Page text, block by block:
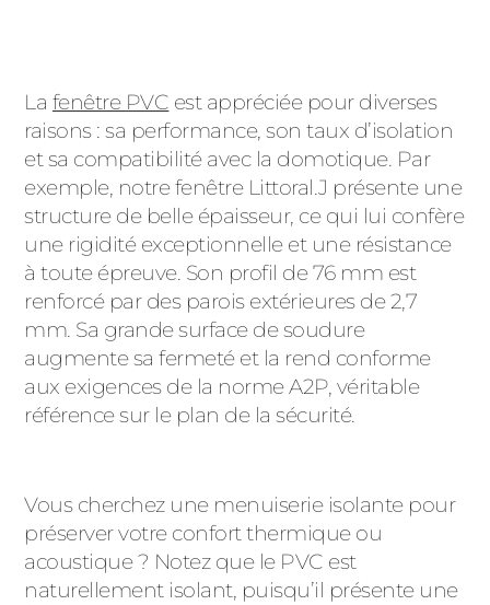
La fenêtre PVC est appréciée pour diverses
raisons : sa performance, son taux d’isolation
et sa compatibilité avec la domotique. Par
exemple, notre fenêtre Littoral.J présente une
structure de belle épaisseur, ce qui lui confère
une rigidité exceptionnelle et une résistance
à toute épreuve. Son profil de 76 mm est
renforcé par des parois extérieures de 2,7
mm. Sa grande surface de soudure
augmente sa fermeté et la rend conforme
aux exigences de la norme A2P, véritable
référence sur le plan de la sécurité.
Vous cherchez une menuiserie isolante pour
préserver votre confort thermique ou
acoustique ? Notez que le PVC est
naturellement isolant, puisqu’il présente une